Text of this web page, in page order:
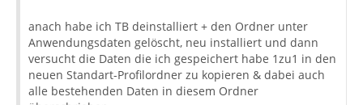
anach habe ich TB deinstalliert + den Ordner unter
Anwendungsdaten gelöscht, neu installiert und dann
versucht die Daten die ich gespeichert habe 1zu1 in den
neuen Standart-Profilordner zu kopieren & dabei auch
alle bestehenden Daten in diesem Ordner